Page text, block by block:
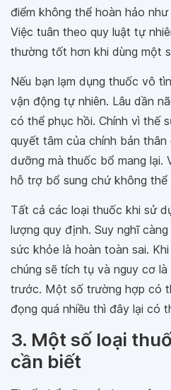
điểm không thể hoàn hảo
Việc tuân theo quy luật tự
thường tốt hơn khi dùng một
Nếu bạn lạm dụng thuốc vô
vận động tự nhiên. Lâu dần
có thể phục hồi. Chính vì thế
quyết tâm của chính bản
dưỡng mà thuốc bổ mang lại.
hỗ trợ bổ sung chứ không thể
Tất cả các loại thuốc khi sử
lượng quy định. Suy nghĩ
sức khỏe là hoàn toàn sai.
chúng sẽ tích tụ và nguy cơ
trước. Một số trường hợp có
đọng quá nhiều thì đây lại có
3. Một số loại
cần biết